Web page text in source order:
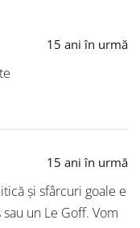
15 ani în urmă
15 ani în urmă
și sfârcuri goale e
un Le Goff. Vom